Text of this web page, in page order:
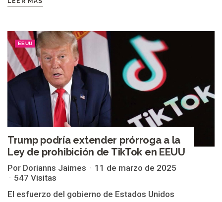
EEUU
Trump podría extender prórroga a la
Ley de prohibición de TikTok en EEUU
Por Dorianns Jaimes
11 de marzo de 2025
547 Visitas
El esfuerzo del gobierno de Estados Unidos